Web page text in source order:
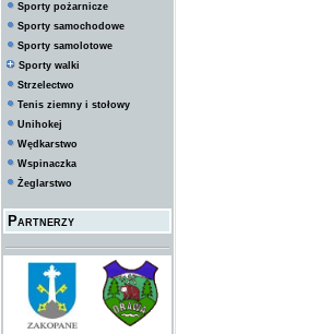
Sporty pożarnicze
Sporty samochodowe
Sporty samolotowe
Sporty walki
Strzelectwo
Tenis ziemny i stołowy
Unihokej
Wędkarstwo
Wspinaczka
Żeglarstwo
Partnerzy